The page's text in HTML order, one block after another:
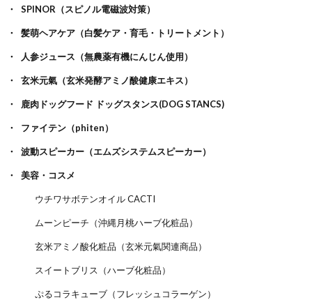
SPINOR（スピノル電磁波対策）
髪萌ヘアケア（白髪ケア・育毛・トリートメント）
人参ジュース（無農薬有機にんじん使用）
玄米元氣（玄米発酵アミノ酸健康エキス）
鹿肉ドッグフード ドッグスタンス(DOG STANCS)
ファイテン（phiten）
波動スピーカー（エムズシステムスピーカー）
美容・コスメ
ウチワサボテンオイル CACTI
ムーンピーチ（沖縄月桃ハーブ化粧品）
玄米アミノ酸化粧品（玄米元氣関連商品）
スイートブリス（ハーブ化粧品）
ぷるコラキューブ（フレッシュコラーゲン）